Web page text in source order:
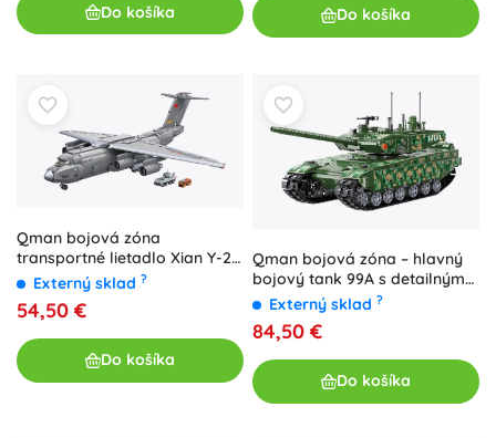
Do košíka Do košíka
Qman bojová zóna
transportné lietadlo Xian Y-20
1:72 stavebnica
Externý sklad ?
54,50 €
Do košíka
Qman bojová zóna – hlavný
bojový tank 99A s detailným
modelom motora
Externý sklad ?
84,50 €
Do košíka